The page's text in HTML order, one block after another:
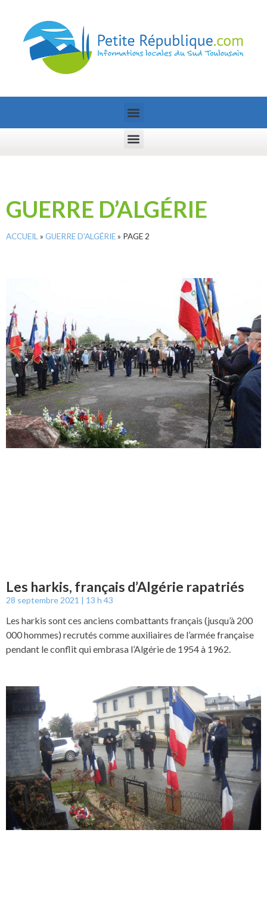
GUERRE D’ALGÉRIE
ACCUEIL » GUERRE D'ALGÉRIE» PAGE 2
Les harkis, français d’Algérie rapatriés
28 septembre 2021 13 h 43
Les harkis sont ces anciens combattants français (jusqu’à 200
000 hommes) recrutés comme auxiliaires de l’armée française
pendant le conflit qui embrasa l’Algérie de 1954 à 1962.